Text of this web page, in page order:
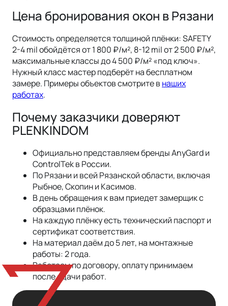
Цена бронирования окон в Рязани
Стоимость определяется толщиной плёнки: SAFETY
2-4 mil обойдётся от 1 800 ₽/м², 8-12 mil от 2 500 ₽/м²,
максимальные классы до 4 500 ₽/м² «под ключ».
Нужный класс мастер подберёт на бесплатном
замере. Примеры объектов смотрите в наших
работах.
Почему заказчики доверяют
PLENKINDOM
Официально представляем бренды AnyGard и
ControlTek в России.
По Рязани и всей Рязанской области, включая
Рыбное, Скопин и Касимов.
В день обращения к вам приедет замерщик с
образцами плёнок.
На каждую плёнку есть технический паспорт и
сертификат соответствия.
На материал даём до 5 лет, на монтажные
работы: 2 года.
Работаем по договору, оплату принимаем
после сдачи работ.